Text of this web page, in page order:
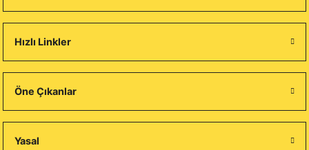
Hızlı Linkler
Öne Çıkanlar
Yasal